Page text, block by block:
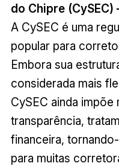
do Chipre (CySEC)
A CySEC é uma
popular para
Embora sua
considerada mais
CySEC ainda
transparência,
financeira,
para muitas